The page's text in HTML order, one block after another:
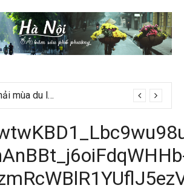
Lễ 2/9 có phải mùa du lịch Hà Giang đẹp không?